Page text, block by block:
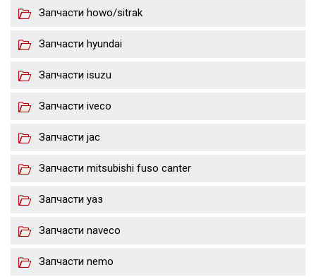
Запчасти howo/sitrak
Запчасти hyundai
Запчасти isuzu
Запчасти iveco
Запчасти jac
Запчасти mitsubishi fuso canter
Запчасти уаз
Запчасти naveco
Запчасти nemo